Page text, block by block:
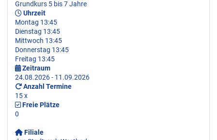
Grundkurs 5 bis 7 Jahre
Uhrzeit
Montag 13:45
Dienstag 13:45
Mittwoch 13:45
Donnerstag 13:45
Freitag 13:45
Zeitraum
24.08.2026 - 11.09.2026
Anzahl Termine
15 x
Freie Plätze
0
Filiale